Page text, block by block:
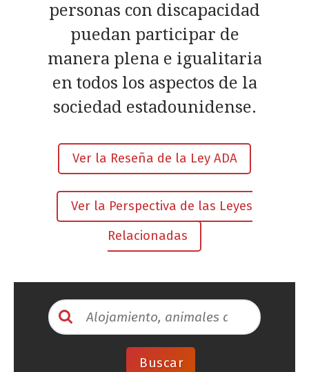
personas con discapacidad
puedan participar de
manera plena e igualitaria
en todos los aspectos de la
sociedad estadounidense.
Ver la Reseña de la Ley ADA
Ver la Perspectiva de las Leyes
Relacionadas